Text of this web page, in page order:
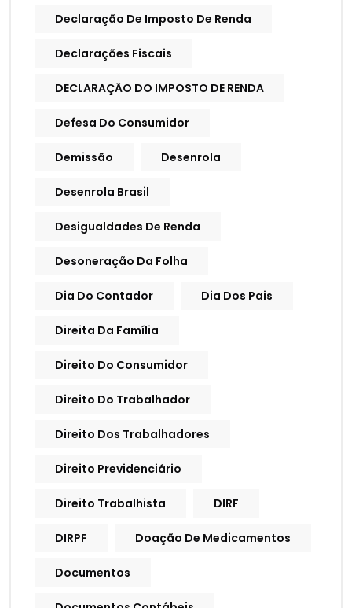
Declaração De Imposto De Renda
Declarações Fiscais
DECLARAÇÃO DO IMPOSTO DE RENDA
Defesa Do Consumidor
Demissão Desenrola
Desenrola Brasil
Desigualdades De Renda
Desoneração Da Folha
Dia Do Contador Dia Dos Pais
Direita Da Família
Direito Do Consumidor
Direito Do Trabalhador
Direito Dos Trabalhadores
Direito Previdenciário
Direito Trabalhista DIRF
DIRPF Doação De Medicamentos
Documentos